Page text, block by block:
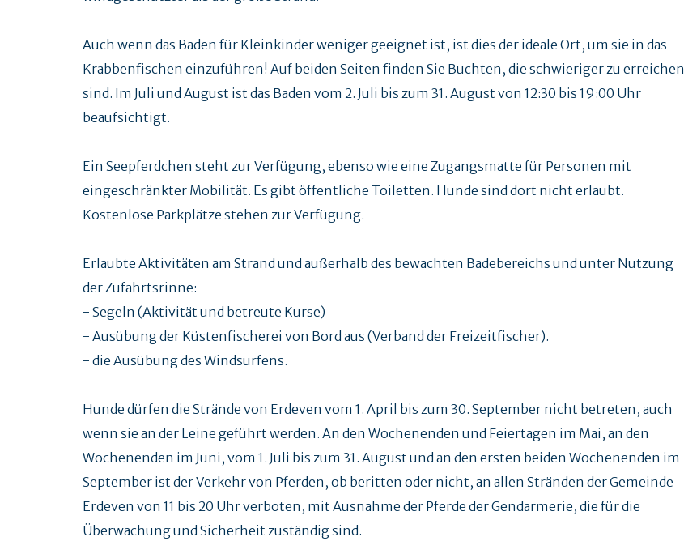
Auch wenn das Baden für Kleinkinder weniger geeignet ist, ist dies der ideale Ort, um sie in das
Krabbenfischen einzuführen! Auf beiden Seiten finden Sie Buchten, die schwieriger zu erreichen
sind. Im Juli und August ist das Baden vom 2. Juli bis zum 31. August von 12:30 bis 19:00 Uhr
beaufsichtigt.
Ein Seepferdchen steht zur Verfügung, ebenso wie eine Zugangsmatte für Personen mit
eingeschränkter Mobilität. Es gibt öffentliche Toiletten. Hunde sind dort nicht erlaubt.
Kostenlose Parkplätze stehen zur Verfügung.
Erlaubte Aktivitäten am Strand und außerhalb des bewachten Badebereichs und unter Nutzung
der Zufahrtsrinne:
- Segeln (Aktivität und betreute Kurse)
- Ausübung der Küstenfischerei von Bord aus (Verband der Freizeitfischer).
- die Ausübung des Windsurfens.
Hunde dürfen die Strände von Erdeven vom 1. April bis zum 30. September nicht betreten, auch
wenn sie an der Leine geführt werden. An den Wochenenden und Feiertagen im Mai, an den
Wochenenden im Juni, vom 1. Juli bis zum 31. August und an den ersten beiden Wochenenden im
September ist der Verkehr von Pferden, ob beritten oder nicht, an allen Stränden der Gemeinde
Erdeven von 11 bis 20 Uhr verboten, mit Ausnahme der Pferde der Gendarmerie, die für die
Überwachung und Sicherheit zuständig sind.